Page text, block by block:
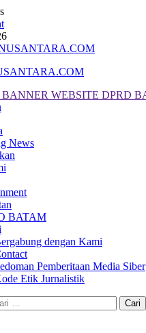
News
BATAM
dengan Kami
Pemberitaan Media Siber
Etik Jurnalistik